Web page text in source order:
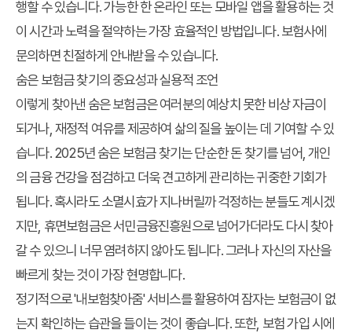
행할 수 있습니다. 가능한 한 온라인 또는 모바일 앱을 활용하는 것
이 시간과 노력을 절약하는 가장 효율적인 방법입니다. 보험사에
문의하면 친절하게 안내받을 수 있습니다.
숨은 보험금 찾기의 중요성과 실용적 조언
이렇게 찾아낸 숨은 보험금은 여러분의 예상치 못한 비상 자금이
되거나, 재정적 여유를 제공하여 삶의 질을 높이는 데 기여할 수 있
습니다.2025년 숨은 보험금 찾기 는 단순한 돈 찾기를 넘어, 개인
의 금융 건강을 점검하고 더욱 견고하게 관리하는 귀중한 기회가
됩니다. 혹시라도 소멸시효가 지나버릴까 걱정하는 분들도 계시겠
지만, 휴면보험금은 서민금융진흥원으로 넘어가더라도 다시 찾아
갈 수 있으니 너무 염려하지 않아도 됩니다. 그러나 자신의 자산을
빠르게 찾는 것이 가장 현명합니다.
정기적으로 '내보험찾아줌' 서비스를 활용하여 잠자는 보험금이 없
는지 확인하는 습관을 들이는 것이 좋습니다. 또한, 보험 가입 시에